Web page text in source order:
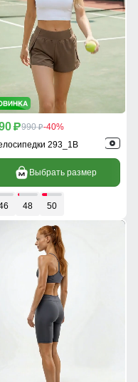
p990 p-40%
293_1B
Выбрать размер
48 50